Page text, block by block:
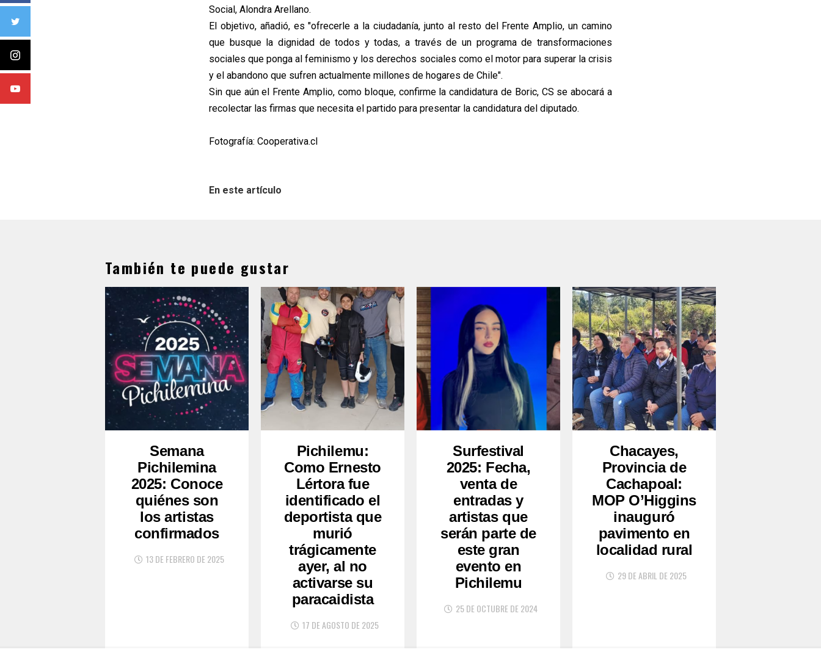
Social, Alondra Arellano.
El objetivo, añadió, es "ofrecerle a la ciudadanía, junto al resto del Frente Amplio, un camino
que busque la dignidad de todos y todas, a través de un programa de transformaciones
sociales que ponga al feminismo y los derechos sociales como el motor para superar la crisis
y el abandono que sufren actualmente millones de hogares de Chile".
Sin que aún el Frente Amplio, como bloque, confirme la candidatura de Boric, CS se abocará a
recolectar las firmas que necesita el partido para presentar la candidatura del diputado.
Fotografía: Cooperativa.cl
En este artículo
También te puede gustar
Semana
Pichilemina
2025: Conoce
quiénes son
los artistas
confirmados
13 DE FEBRERO DE 2025
Pichilemu:
Como Ernesto
Lértora fue
identificado el
deportista que
murió
trágicamente
ayer, al no
activarse su
paracaidista
17 DE AGOSTO DE 2025
Surfestival
2025: Fecha,
venta de
entradas y
artistas que
serán parte de
este gran
evento en
Pichilemu
25 DE OCTUBRE DE 2024
Chacayes,
Provincia de
Cachapoal:
MOP O’Higgins
inauguró
pavimento en
localidad rural
29 DE ABRIL DE 2025